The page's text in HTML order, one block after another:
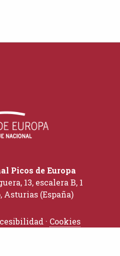
Picos de Europa
13, escalera B, 1
Asturias (España)
· Cookies